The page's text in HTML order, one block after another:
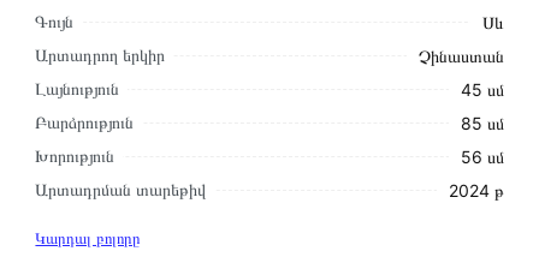
Գույն
Սև
Արտադրող երկիր
Չինաստան
Լայնություն
45 սմ
Բարձրություն
85 սմ
Խորություն
56 սմ
Արտադրման տարեթիվ
2024 թ
Կարդալ բոլորը